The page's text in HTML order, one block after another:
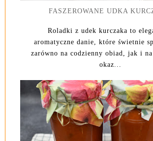
FASZEROWANE UDKA
Roladki z udek kurczaka to
aromatyczne danie, które świetnie
zarówno na codzienny obiad, jak i
okaz...